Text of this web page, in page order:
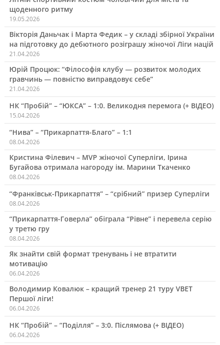
щоденного ритму
19.05.2026
Вікторія Даньчак і Марта Федик – у складі збірної України
на підготовку до дебютного розіграшу жіночої Ліги націй
21.04.2026
Юрій Процюк: “Філософія клубу — розвиток молодих
гравчинь — повністю виправдовує себе”
21.04.2026
НК “Пробій” – “ЮКСА” – 1:0. Великодня перемога (+ ВІДЕО)
15.04.2026
“Нива” – “Прикарпаття-Благо” – 1:1
08.04.2026
Кристина Філевич – MVP жіночої Суперліги, Ірина
Бугайова отримала нагороду ім. Марини Ткаченко
08.04.2026
“Франківськ-Прикарпаття” – “срібний” призер Суперліги
08.04.2026
“Прикарпаття-Говерла” обіграла “Рівне” і перевела серію
у третю гру
08.04.2026
Як знайти свій формат тренувань і не втратити
мотивацію
06.04.2026
Володимир Ковалюк – кращий тренер 21 туру VBET
Першої ліги!
06.04.2026
НК “Пробій” – “Поділля” – 3:0. Післямова (+ ВІДЕО)
06.04.2026